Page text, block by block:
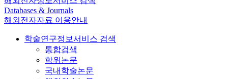
Databases & Journals
해외전자자료 이용안내
학술연구정보서비스 검색
통합검색
학위논문
국내학술논문